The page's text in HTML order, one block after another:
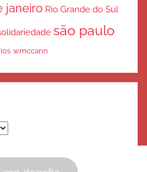
janeiro Rio Grande do Sul
são paulo
wmccann